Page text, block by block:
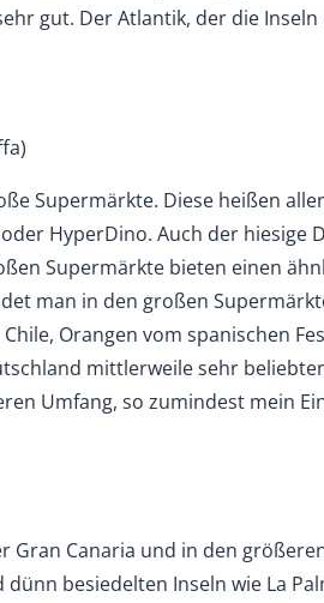
gut. Der Atlantik, der die
Supermärkte. Diese heißen
HyperDino. Auch der hiesige
Supermärkte bieten einen
man in den großen
Orangen vom spanischen
mittlerweile sehr
Umfang, so zumindest mein
Gran Canaria und in den
besiedelten Inseln wie La